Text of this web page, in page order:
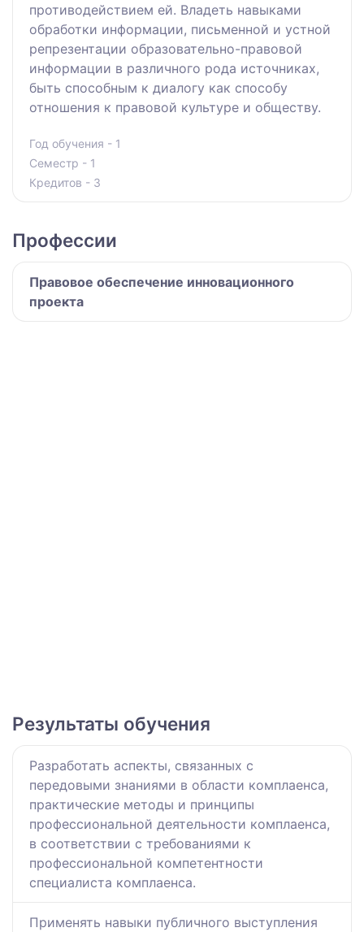
противодействием ей. Владеть навыками
обработки информации, письменной и устной
репрезентации образовательно-правовой
информации в различного рода источниках,
быть способным к диалогу как способу
отношения к правовой культуре и обществу.
Год обучения - 1
Семестр - 1
Кредитов - 3
Профессии
Правовое обеспечение инновационного
проекта
Результаты обучения
Разработать аспекты, связанных с
передовыми знаниями в области комплаенса,
практические методы и принципы
профессиональной деятельности комплаенса,
в соответствии с требованиями к
профессиональной компетентности
специалиста комплаенса.
Применять навыки публичного выступления